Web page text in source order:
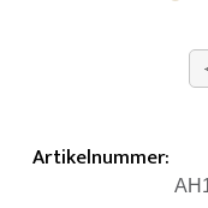
Artikelnummer: